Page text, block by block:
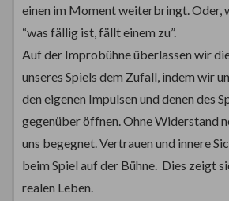
einen im Moment weiterbringt. Oder,
“was fällig ist, fällt einem zu”.
Auf der Improbühne überlassen wir
unseres Spiels dem Zufall, indem wir
den eigenen Impulsen und denen des
gegenüber öffnen. Ohne Widerstand
uns begegnet. Vertrauen und innere
beim Spiel auf der Bühne. Dies zeigt
realen Leben.